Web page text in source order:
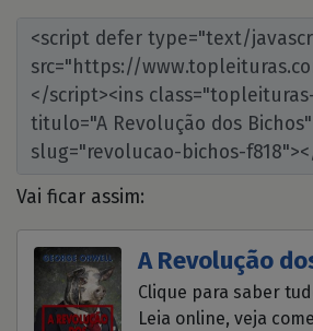
Vai ficar assim:
A Revolução
Clique para saber
Leia online, veja